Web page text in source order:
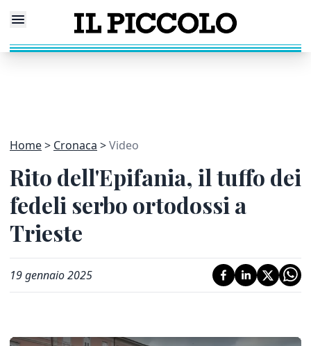
Home Cronaca Video
Rito dell'Epifania, il tuffo dei
fedeli serbo ortodossi a
Trieste
19 gennaio 2025